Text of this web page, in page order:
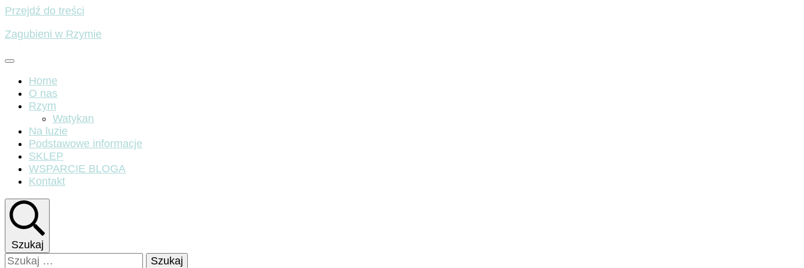
Przejdź do treści
Zagubieni w Rzymie
Home
O nas
Rzym
Watykan
Na luzie
Podstawowe informacje
SKLEP
WSPARCIE BLOGA
Kontakt
Szukaj
Szukaj: